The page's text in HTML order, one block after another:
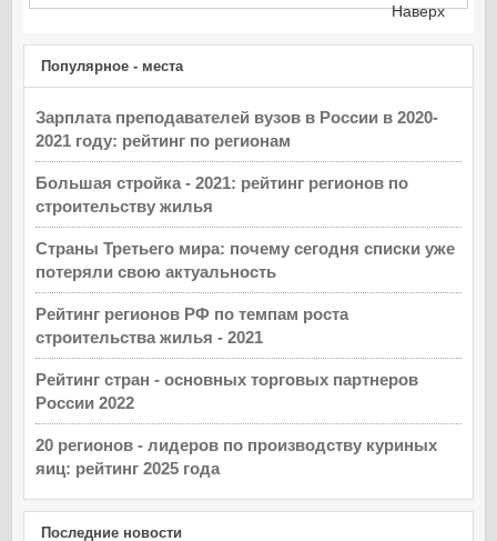
Наверх
Популярное - места
Зарплата преподавателей вузов в России в 2020-
2021 году: рейтинг по регионам
Большая стройка - 2021: рейтинг регионов по
строительству жилья
Страны Третьего мира: почему сегодня списки уже
потеряли свою актуальность
Рейтинг регионов РФ по темпам роста
строительства жилья - 2021
Рейтинг стран - основных торговых партнеров
России 2022
20 регионов - лидеров по производству куриных
яиц: рейтинг 2025 года
Последние новости